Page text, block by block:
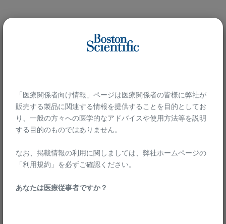
「医療関係者向け情報」ページは医療関係者の皆様に弊社が
販売する製品に関連する情報を提供することを目的としてお
り、一般の方々への医学的なアドバイスや使用方法等を説明
する目的のものではありません。​
なお、掲載情報の利用に関しましては、弊社ホームページの
「利用規約」を必ずご確認ください。​
あなたは医療従事者ですか？
アプローチとスム
ーズなカニュレー
ションをサポート
します。